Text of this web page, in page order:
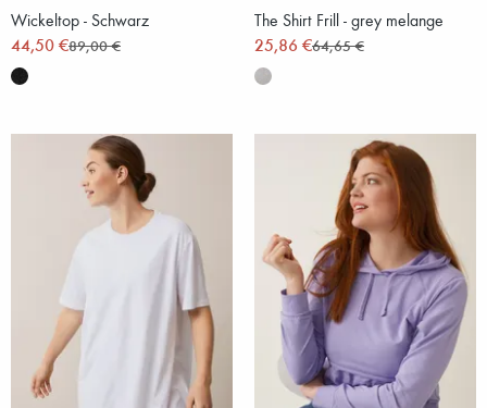
Wickeltop - Schwarz
44,50 €89,00 €
The Shirt Frill - grey melange
25,86 €64,65 €